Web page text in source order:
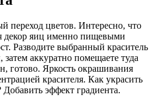
переход цветов. Интересно, что
декор яиц именно пищевыми
Разводите выбранный краситель
аккуратно помещаете туда
готово. Яркость окрашивания
красителя. Как украсить
эффект градиента.